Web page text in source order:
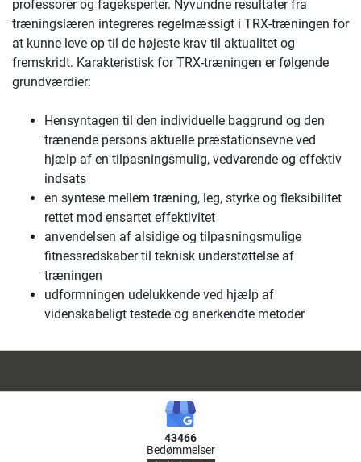
professorer og fageksperter. Nyvundne resultater fra
træningslæren integreres regelmæssigt i TRX-træningen for
at kunne leve op til de højeste krav til aktualitet og
fremskridt. Karakteristisk for TRX-træningen er følgende
grundværdier:
Hensyntagen til den individuelle baggrund og den
trænende persons aktuelle præstationsevne ved
hjælp af en tilpasningsmulig, vedvarende og effektiv
indsats
en syntese mellem træning, leg, styrke og fleksibilitet
rettet mod ensartet effektivitet
anvendelsen af alsidige og tilpasningsmulige
fitnessredskaber til teknisk understøttelse af
træningen
udformningen udelukkende ved hjælp af
videnskabeligt testede og anerkendte metoder
43466
Bedømmelser